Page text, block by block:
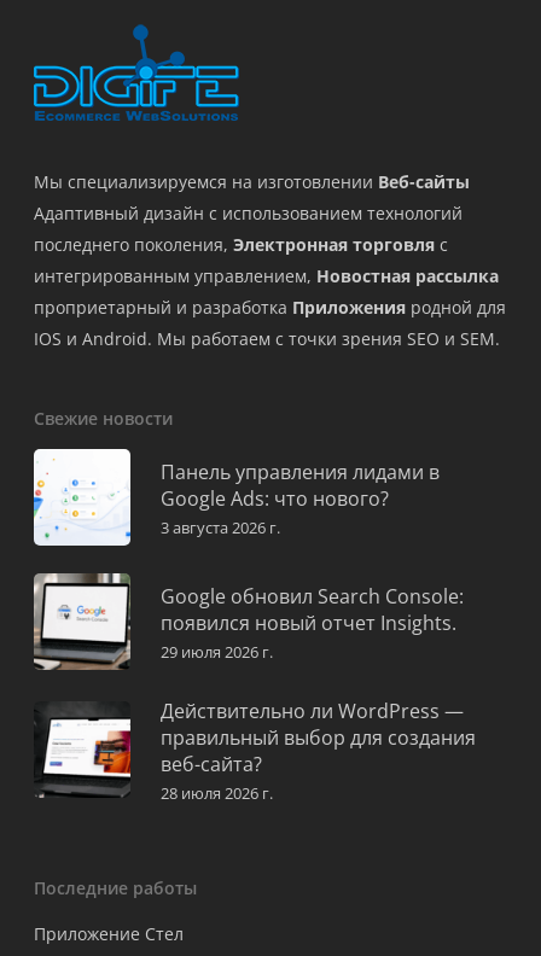
Мы специализируемся на изготовлении Веб-сайты
Адаптивный дизайн с использованием технологий
последнего поколения, Электронная торговля с
интегрированным управлением, Новостная рассылка
проприетарный и разработка Приложения родной для
IOS и Android. Мы работаем с точки зрения SEO и SEM.
Свежие новости
Панель управления лидами в
Google Ads: что нового?
3 августа 2026 г.
Google обновил Search Console:
появился новый отчет Insights.
29 июля 2026 г.
Действительно ли WordPress —
правильный выбор для создания
веб-сайта?
28 июля 2026 г.
Последние работы
Приложение Стел